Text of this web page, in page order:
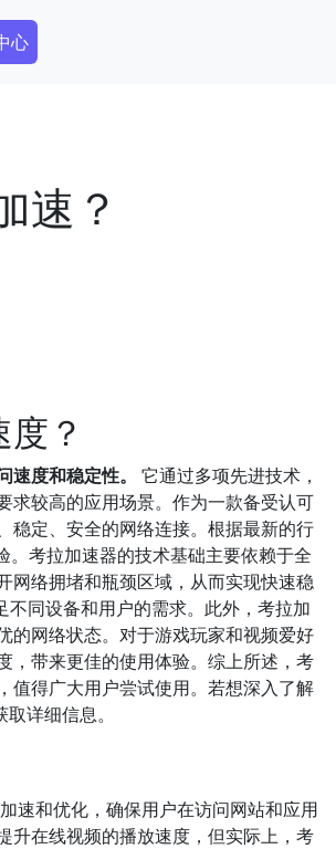
Menu
心
速？
？
度和稳定性。
它通过多项先进技术，
求较高的应用场景。作为一款备受认可
稳定、安全的网络连接。根据最新的行
。考拉加速器的技术基础主要依赖于全
网络拥堵和瓶颈区域，从而实现快速稳
同设备和用户的需求。此外，考拉加
的网络状态。对于游戏玩家和视频爱好
，带来更佳的使用体验。综上所述，考
值得广大用户尝试使用。若想深入了解
详细信息。
速和优化，确保用户在访问网站和应用
升在线视频的播放速度，但实际上，考